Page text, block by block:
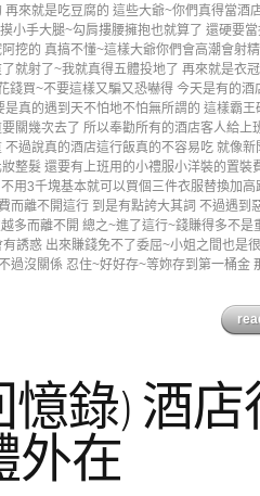
再來就是吃豆腐的 這些大爺~你們真得當酒
小手大腿~勾肩摟腰擁抱也就算了 還硬要
挖的 真搞不懂~這樣大爺你們會高潮會射
就射了~我就真得五體投地了 再來就是衣
錢買~不要這樣又騙又恐嚇得 今天是有的酒
是真的遇到天不怕地不怕無所謂的 這樣霸王
關幾次去了 所以奉勸所有的酒店客人給上
不過說真的酒店這行飯真的不容易吃 就像新
整髮 還要有上班用的小禮服小洋裝的置裝
用3千塊基本就可以買個三件衣服替換加高
而離不開這行 到是有點誇大其詞 不過遇到
多而離不開 總之~進了這行~錢賺得多不是
誘惑 出來賺錢免不了委屈~小姐之間也是
過沒關係 忍住~好好存~等妳存到第一桶金
錄) 酒店
外在